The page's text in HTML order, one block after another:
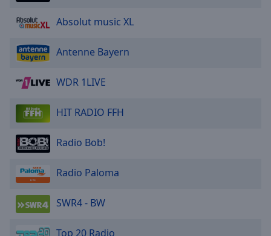
Absolut music XL
Antenne Bayern
WDR 1LIVE
HIT RADIO FFH
Radio Bob!
Radio Paloma
SWR4 - BW
Top 20 Radio